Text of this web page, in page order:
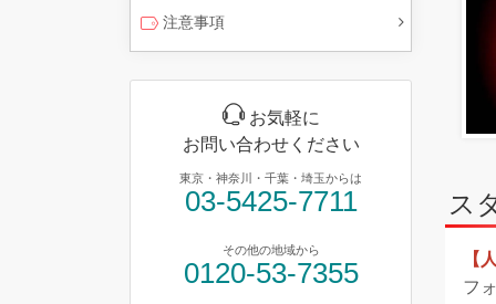
注意事項
お気軽に
お問い合わせください
東京・神奈川・千葉・埼玉からは
03-5425-7711
その他の地域から
0120-53-7355
ス
【
フ